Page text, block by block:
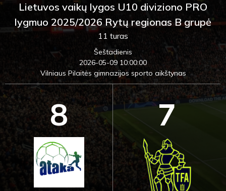
Lietuvos vaikų lygos U10 diviziono PRO
lygmuo 2025/2026 Rytų regionas B grupė
11 turas
Šeštadienis
2026-05-09 10:00:00
Vilniaus Pilaitės gimnazijos sporto aikštynas
8 7